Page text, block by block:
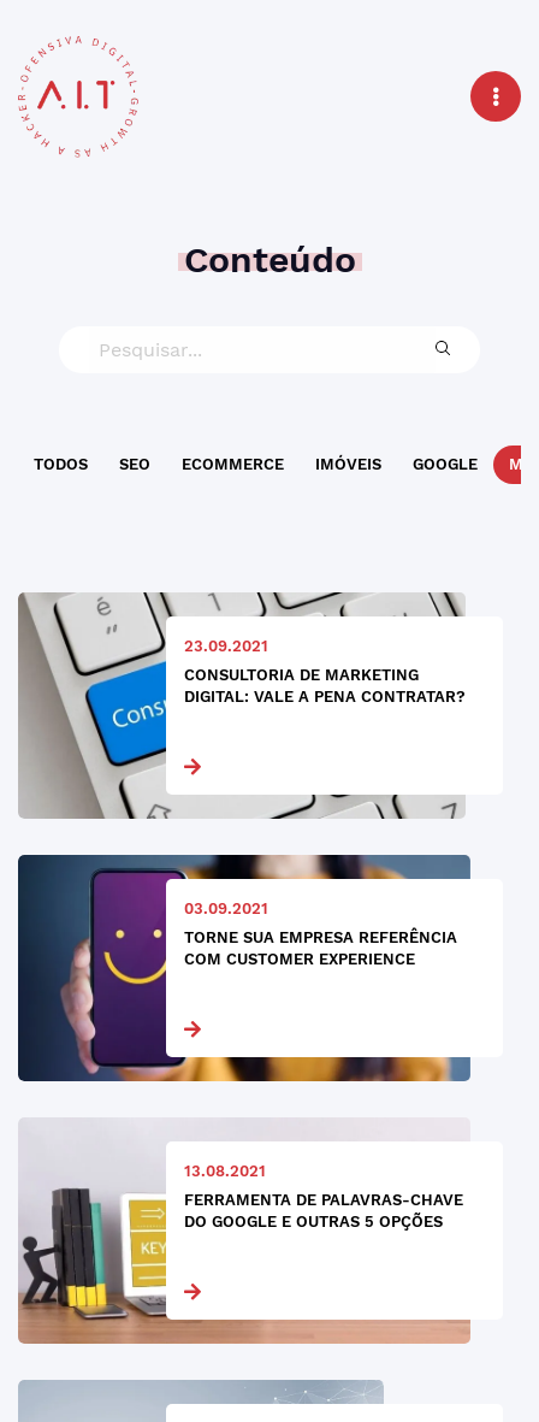
Conteúdo
TODOS SEO ECOMMERCE IMÓVEIS GOOGLE
23.09.2021
CONSULTORIA DE MARKETING
DIGITAL: VALE A PENA CONTRATAR?
03.09.2021
TORNE SUA EMPRESA REFERÊNCIA
COM CUSTOMER EXPERIENCE
13.08.2021
FERRAMENTA DE PALAVRAS-CHAVE
DO GOOGLE E OUTRAS 5 OPÇÕES